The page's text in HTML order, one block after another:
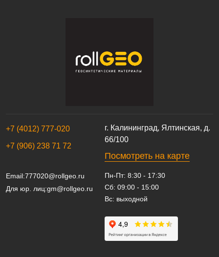
г. Калининград, Ялтинская, д.
66/100
Посмотреть на карте
+7 (4012) 777-020
+7 (906) 238 71 72
Email:777020@rollgeo.ru
Для юр. лиц:gm@rollgeo.ru
Пн-Пт: 8:30 - 17:30
Сб: 09:00 - 15:00
Вс: выходной